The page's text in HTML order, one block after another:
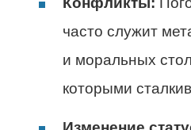
часто служит
и моральных
которыми